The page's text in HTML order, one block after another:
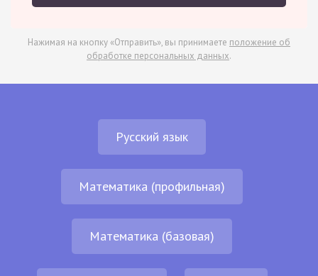
Нажимая на кнопку «Отправить», вы принимаете положение об
обработке персональных данных.
Русский язык
Математика (профильная)
Математика (базовая)